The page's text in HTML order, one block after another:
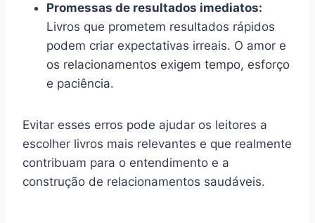
Promessas de resultados imediatos:
Livros que prometem resultados rápidos
podem criar expectativas irreais. O amor e
os relacionamentos exigem tempo, esforço
e paciência.
Evitar esses erros pode ajudar os leitores a
escolher livros mais relevantes e que realmente
contribuam para o entendimento e a
construção de relacionamentos saudáveis.